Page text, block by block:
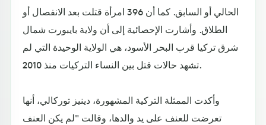
الحالي أو السابق. كما أن 396 امرأة قتلت بعد الانفصال أو
الطلاق. وأشارت الإحصائية إلى أن ولاية بايبورت شمال
شرق تركيا قرب البحر الأسود، هي الولاية الوحيدة التي لم
تشهد حالات قتل بين النساء التركيات منذ 2010.
وأكدت الممثلة التركية المشهورة، دينيز توركالي، أنها
تعرضت للعنف على يد والدها، وقالت "لم يكن العنف